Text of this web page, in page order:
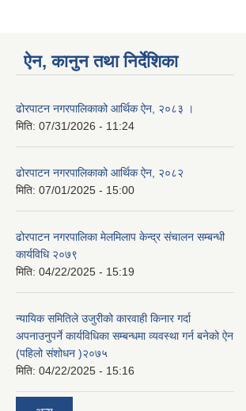
ऐन, कानुन तथा निर्देशिका
ढोरपाटन नगरपालिकाको आर्थिक ऐन, २०८३ ।
मिति: 07/31/2026 - 11:24
ढोरपाटन नगरपालिकाको आर्थिक ऐन, २०८२
मिति: 07/01/2025 - 15:00
ढोरपाटन नगरपालिका मेलमिलाप केन्द्र संचालन सम्बन्धी
कार्यविधि २०७९
मिति: 04/22/2025 - 15:19
न्यायिक समितिले उजुरीको कारवाही किनार गर्दा
अपनाउनुपर्ने कार्यविधिका सम्बन्धमा व्यवस्था गर्न बनेको ऐन
(पहिलो संशोधन )२०७५
मिति: 04/22/2025 - 15:16